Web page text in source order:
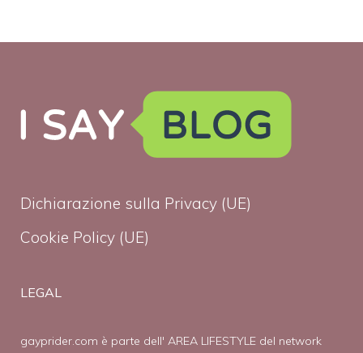
Dichiarazione sulla Privacy (UE)
Cookie Policy (UE)
LEGAL
gayprider.com è parte dell' AREA LIFESTYLE del network